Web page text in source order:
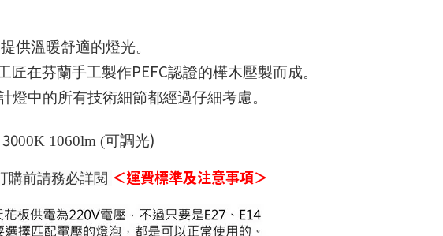
供溫暖舒適的燈光。
匠在芬蘭手工製作PEFC認證的樺木壓製而成。
燈中的所有技術細節都經過仔細考慮。
00K 1060lm (可調光)
購前請務必詳閱 ＜運費標準及注意事項＞